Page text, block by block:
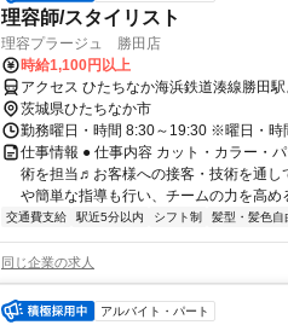
理容師/スタイリスト
理容プラージュ 勝田店
時給1,100円以上
アクセス ひたちなか海浜鉄道湊線勝田
茨城県ひたちなか市
勤務曜日・時間 8:30～19:30 ※曜日・時
仕事情報 ● 仕事内容 カット・カラー・
術を担当♬お客様への接客・技術を通し
や簡単な指導も行い、チームの力を高め
交通費支給 駅近5分以内 シフト制 髪型・髪色自
同じ企業の求人
アルバイト・パート